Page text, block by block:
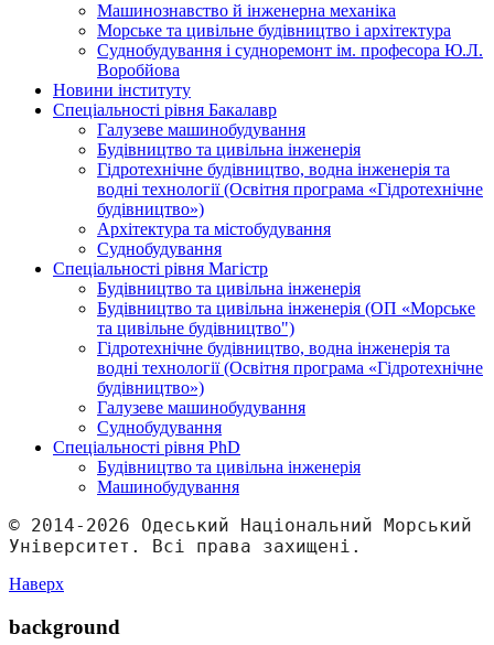
Машинознавство й інженерна механіка
Морське та цивільне будівництво і архітектура
Суднобудування і судноремонт ім. професора Ю.Л.
Воробйова
Новини інституту
Спеціальності рівня Бакалавр
Галузеве машинобудування
Будівництво та цивільна інженерія
Гідротехнічне будівництво, водна інженерія та
водні технології (Освітня програма «Гідротехнічне
будівництво»)
Архітектура та містобудування
Суднобудування
Спеціальності рівня Магістр
Будівництво та цивільна інженерія
Будівництво та цивільна інженерія (ОП «Морське
та цивільне будівництво")
Гідротехнічне будівництво, водна інженерія та
водні технології (Освітня програма «Гідротехнічне
будівництво»)
Галузеве машинобудування
Суднобудування
Спеціальності рівня PhD
Будівництво та цивільна інженерія
Машинобудування
© 2014-2026 Одеський Національний Морський
Університет. Всі права захищені.
Наверх
background